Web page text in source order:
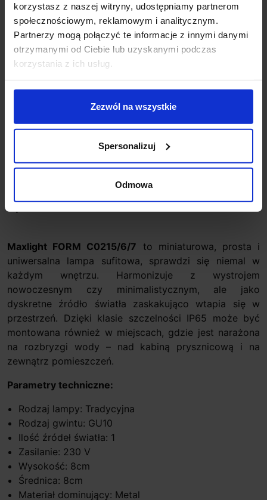
korzystasz z naszej witryny, udostępniamy partnerom
społecznościowym, reklamowym i analitycznym.
Partnerzy mogą połączyć te informacje z innymi danymi
otrzymanymi od Ciebie lub uzyskanymi podczas
korzystania z ich usług.
Zezwól na wszystkie
Spersonalizuj
Odmowa
phone +48 694 000 777 ,+48 799 220 777
email sklep@salonled.pl
Metody płatności
Zapytaj o produkt
Opis
Maxlight FORM C0215/6/7 to miniaturowa, prosta i
uniwersalna lampa sufitowa, sprawdzi się niemal w
każdym wnętrzu. Harmonizuje z wystrojem
nowoczesnym czy minimalistycznym, ale jako
dyskretne źródło światła zaskakująco wtapia się w
przestrzeń. Dzięki klasie szczelności IP65 może być
montowana również w miejscach, gdzie jest narażona
na rozbryzgi wody – nad kabiną prysznicową i na
zewnątrz pomieszczeń.
Parametry techniczne:
Rodzaj lampy: Tradycyjna
Rodzaj gwintu: GU10
Ilość źródeł światła: 1
Zasilanie: 230 V
Wysokość: 8cm
Średnica: 8cm
Materiał dominujący: Metal